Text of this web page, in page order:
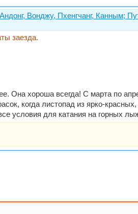
Вонджу, Пхенгчанг, Канным;
заезда.
Она хороша всегда! С марта по
когда листопад из ярко-
условия для катания на горных